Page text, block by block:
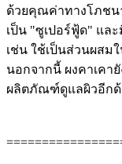
ด้วยคุณค่าทางโภชน
เป็น "ซูเปอร์ฟู้ด" แล
เช่น ใช้เป็นส่วนผสม
นอกจากนี้ ผงคาเคา
ผลิตภัณฑ์ดูแลผิวอีกด้